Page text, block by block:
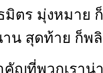
ตร มุ่งหมาย
าน สุดท้าย ก็พ
ญที่พวกเราน่